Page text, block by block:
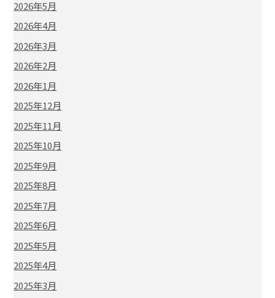
2026年5月
2026年4月
2026年3月
2026年2月
2026年1月
2025年12月
2025年11月
2025年10月
2025年9月
2025年8月
2025年7月
2025年6月
2025年5月
2025年4月
2025年3月